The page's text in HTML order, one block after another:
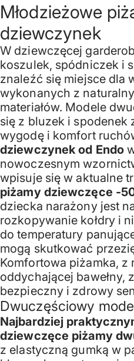
Młodzieżowe
dziewczynek
W dziewczęcej
koszulek, spódniczek i
znaleźć się miejsce dla
wykonanych z
materiałów. Modele
się z bluzek i spodenek
wygodę i komfort
dziewczynek od Endo
nowoczesnym
wpisuje się w aktualne
piżamy dziewczęce -
dziecka narażony jest
rozkopywanie kołdry i
do temperatury
mogą skutkować
Komfortowa piżamka, z
oddychającej bawełny,
bezpieczny i zdrowy
Dwuczęściowy
Najbardziej
dziewczęce piżamy
z elastyczną gumką w